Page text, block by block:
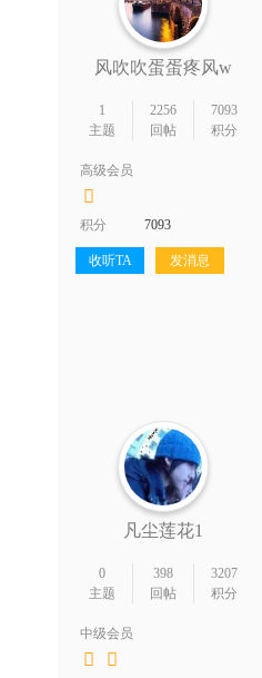
风吹吹蛋蛋疼风w
1
主题
2256
回帖
7093
积分
高级会员
积分 7093
收听TA 发消息
凡尘莲花1
0
主题
398
回帖
3207
积分
中级会员